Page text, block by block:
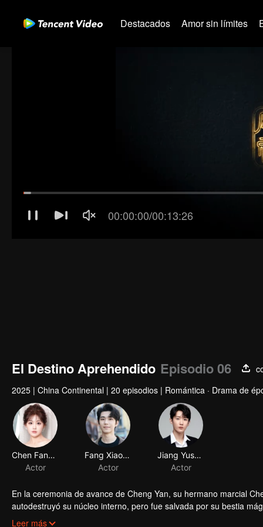
Destacados Amor sin límites
El Destino Aprehendido Episodio 06
2025 | China Continental | 20 episodios | Romántica · Drama de
Chen Fangtong
Actor
Fang Xiaodong
Actor
En la ceremonia de avance de Cheng Yan, su hermano marcial
autodestruyó su núcleo interno, pero fue salvada por su bestia
sido tomado por la antigua bestia mágica, Sha. Decidida a
Cheng Yan refinó un artefacto antiguo para restaurar su núcleo
Leer más